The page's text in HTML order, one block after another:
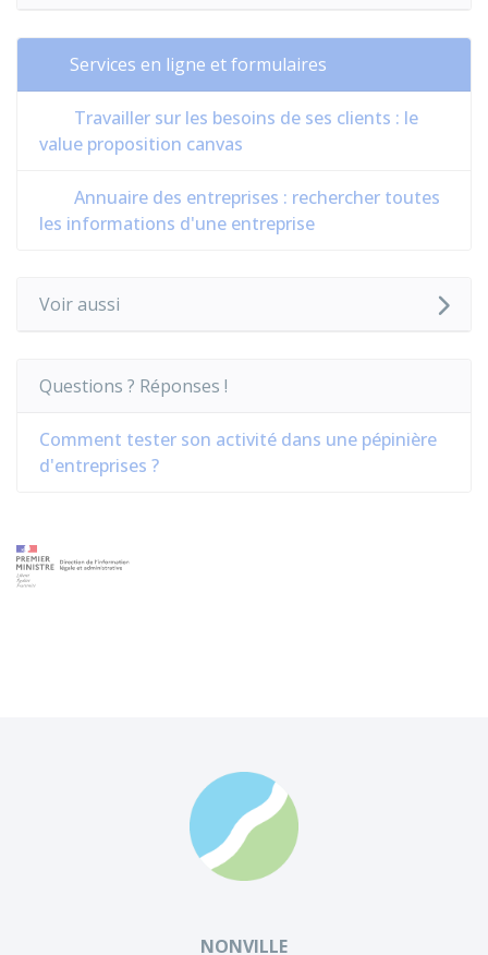
Services en ligne et formulaires
Travailler sur les besoins de ses clients : le
value proposition canvas
Annuaire des entreprises : rechercher toutes
les informations d'une entreprise
Voir aussi
Questions ? Réponses !
Comment tester son activité dans une pépinière
d'entreprises ?
NONVILLE